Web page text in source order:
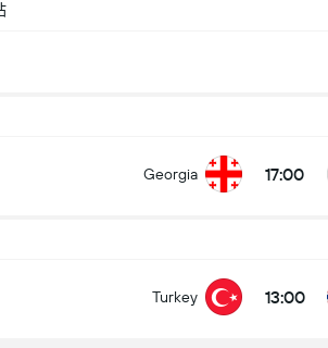
Georgia 17:00
Turkey 13:00